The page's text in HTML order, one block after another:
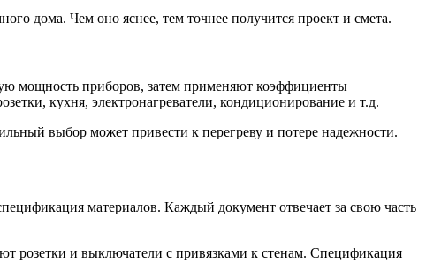
дома. Чем оно яснее, тем точнее получится проект и смета.
мощность приборов, затем применяют коэффициенты
кухня, электронагреватели, кондиционирование и т.д.
выбор может привести к перегреву и потере надежности.
материалов. Каждый документ отвечает за свою часть
розетки и выключатели с привязками к стенам. Спецификация